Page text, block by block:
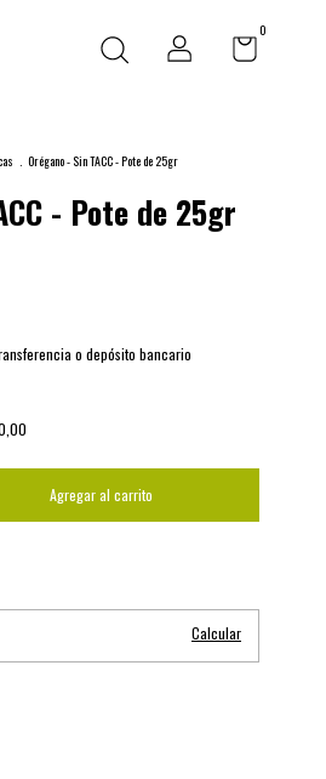
0
. Orégano - Sin TACC - Pote de 25gr
- Pote de 25gr
o depósito bancario
Calcular